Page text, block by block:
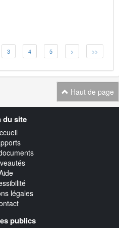
3 4 5 > >>
Haut de page
du site
légales
publics